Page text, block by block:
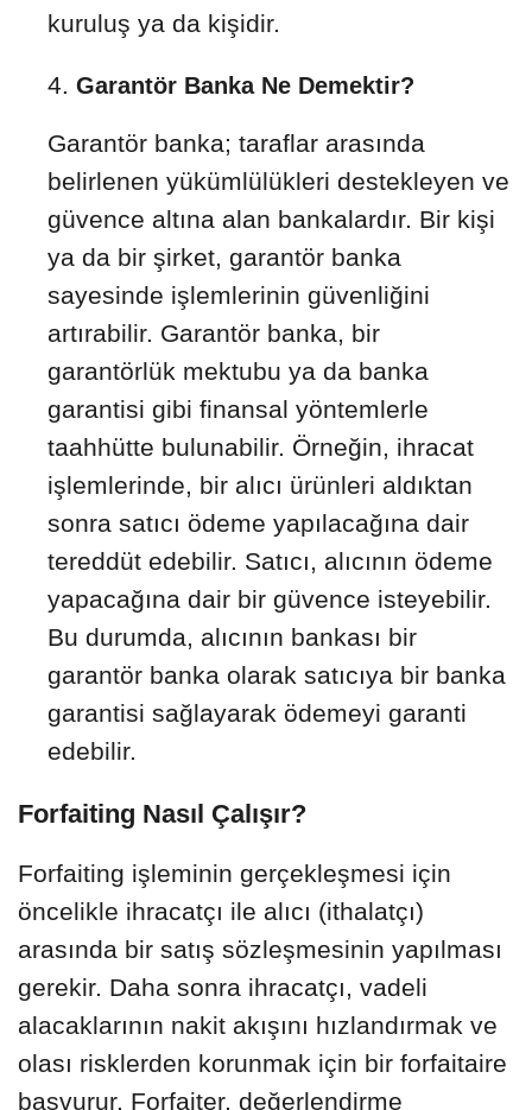
kuruluş ya da kişidir.
Garantör Banka Ne Demektir?
Garantör banka; taraflar arasında
belirlenen yükümlülükleri destekleyen ve
güvence altına alan bankalardır. Bir kişi
ya da bir şirket, garantör banka
sayesinde işlemlerinin güvenliğini
artırabilir. Garantör banka, bir
garantörlük mektubu ya da banka
garantisi gibi finansal yöntemlerle
taahhütte bulunabilir. Örneğin, ihracat
işlemlerinde, bir alıcı ürünleri aldıktan
sonra satıcı ödeme yapılacağına dair
tereddüt edebilir. Satıcı, alıcının ödeme
yapacağına dair bir güvence isteyebilir.
Bu durumda, alıcının bankası bir
garantör banka olarak satıcıya bir banka
garantisi sağlayarak ödemeyi garanti
edebilir.
Forfaiting Nasıl Çalışır?
Forfaiting işleminin gerçekleşmesi için
öncelikle ihracatçı ile alıcı (ithalatçı)
arasında bir satış sözleşmesinin yapılması
gerekir. Daha sonra ihracatçı, vadeli
alacaklarının nakit akışını hızlandırmak ve
olası risklerden korunmak için bir forfaitaire
başvurur. Forfaiter, değerlendirme